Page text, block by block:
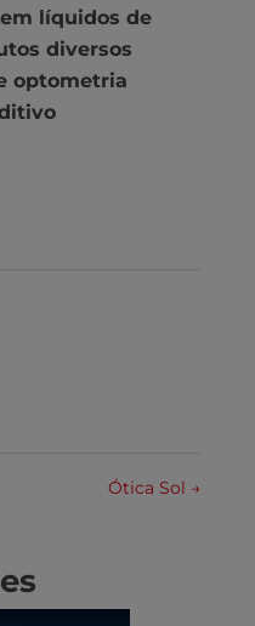
líquidos de
diversos
optometria
Ótica Sol →